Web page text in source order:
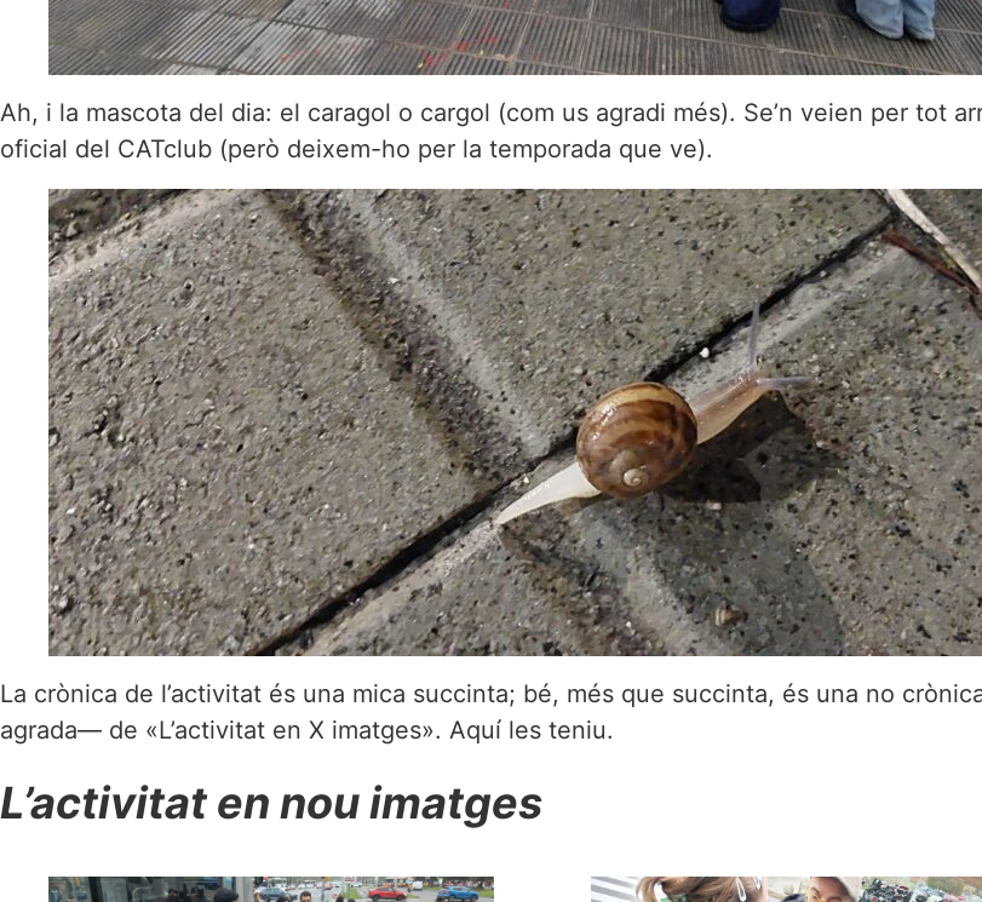
Ah, i la mascota del dia: el caragol o cargol (com us agradi més). Se’n veien per tot
oficial del CATclub (però deixem-ho per la temporada que ve).
La crònica de l’activitat és una mica succinta; bé, més que succinta, és una no
agrada— de «L’activitat en X imatges». Aquí les teniu.
L’activitat en nou imatges